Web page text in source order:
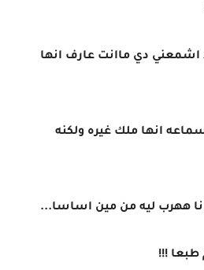
دي ماانت عارف انها
انها ملك غيره ولكنه
ههرب ليه من مين اساسا...
طبعا !!!